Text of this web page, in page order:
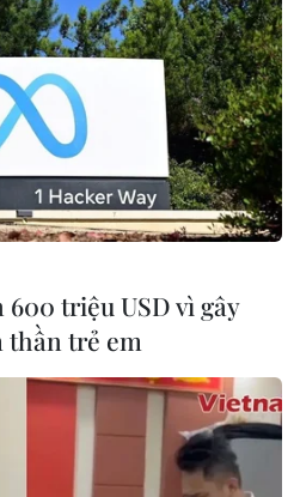
triệu USD vì gây
thần trẻ em